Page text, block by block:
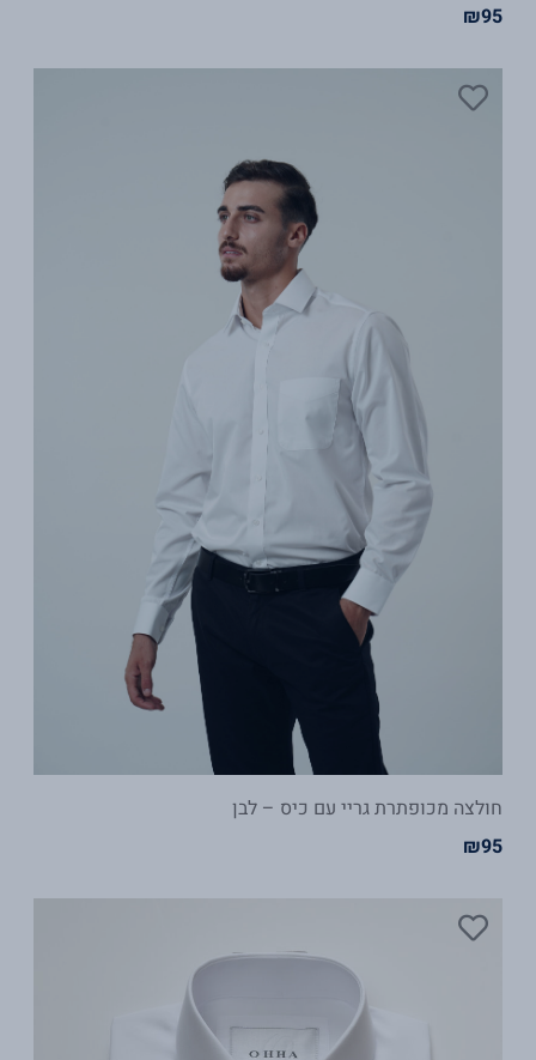
₪95
חולצה מכופתרת גריי עם כיס – לבן
₪95